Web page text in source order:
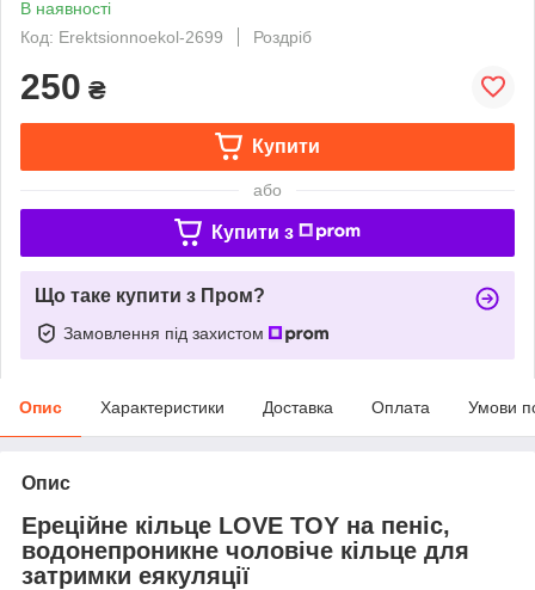
В наявності
Код: Erektsionnoekol-2699
Роздріб
250 ₴
Купити
або
Купити з
Що таке купити з Пром?
Замовлення під захистом
Опис Характеристики Доставка Оплата Умови
Опис
Ереційне кільце LOVE TOY на пеніс,
водонепроникне чоловіче кільце для
затримки еякуляції